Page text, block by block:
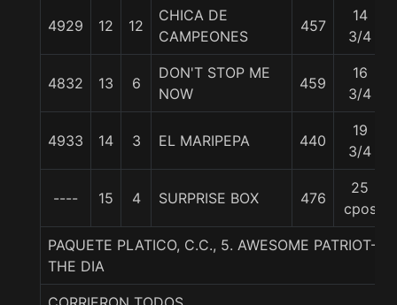
4929 12 12
CHICA DE
CAMPEONES
457
14
3/4
4832 13 6
DON'T STOP ME
NOW
459
16
3/4
4933 14 3 EL MARIPEPA 440
19
3/4
---- 15 4 SURPRISE BOX 476
25
cpos
PAQUETE PLATICO, C.C., 5. AWESOME PATRIOT-
THE DIA